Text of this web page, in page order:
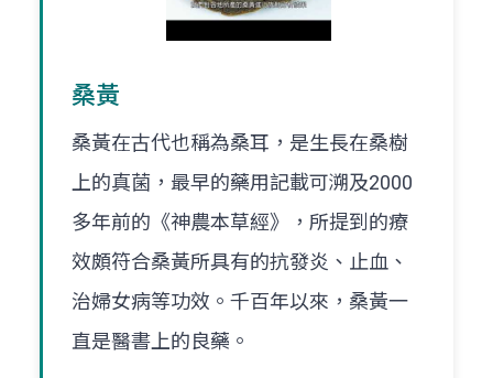
桑黃
桑黃在古代也稱為桑耳，是生長在桑樹
上的真菌，最早的藥用記載可溯及2000
多年前的《神農本草經》，所提到的療
效頗符合桑黃所具有的抗發炎、止血、
治婦女病等功效。千百年以來，桑黃一
直是醫書上的良藥。